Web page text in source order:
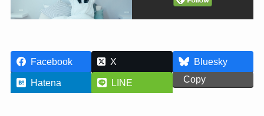
Facebook X
Bluesky
Hatena
LINE Copy